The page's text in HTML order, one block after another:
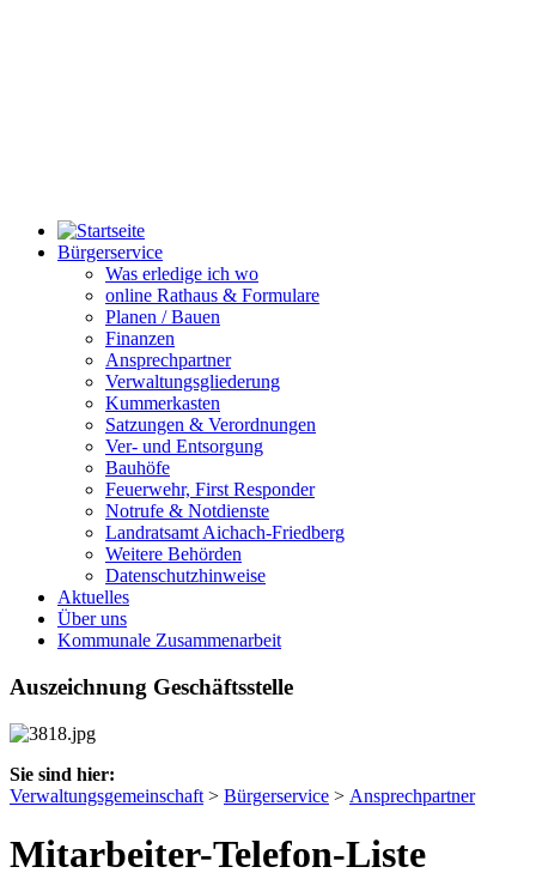
Bürgerservice
Was erledige ich wo
online Rathaus & Formulare
Planen / Bauen
Finanzen
Ansprechpartner
Verwaltungsgliederung
Kummerkasten
Satzungen & Verordnungen
Ver- und Entsorgung
Bauhöfe
Feuerwehr, First Responder
Notrufe & Notdienste
Landratsamt Aichach-Friedberg
Weitere Behörden
Datenschutzhinweise
Aktuelles
Über uns
Kommunale Zusammenarbeit
Auszeichnung Geschäftsstelle
Sie sind hier:
Verwaltungsgemeinschaft > Bürgerservice > Ansprechpartner
Mitarbeiter-Telefon-Liste